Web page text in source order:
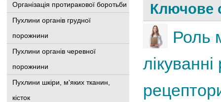
Організація протиракової боротьби
Пухлини органів грудної
порожнини
Пухлини органів черевної
порожнини
Пухлини шкіри, м'яких тканин,
кісток
Ключове
Роль